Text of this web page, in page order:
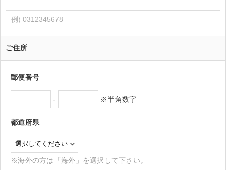
ご住所
郵便番号
- ※半角数字
都道府県
※海外の方は「海外」を選択して下さい。